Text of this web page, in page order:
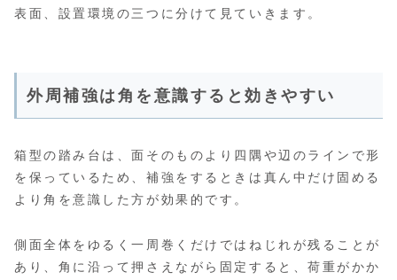
表面、設置環境の三つに分けて見ていきます。
外周補強は角を意識すると効きやすい
箱型の踏み台は、面そのものより四隅や辺のラインで形
を保っているため、補強をするときは真ん中だけ固める
より角を意識した方が効果的です。
側面全体をゆるく一周巻くだけではねじれが残ることが
あり、角に沿って押さえながら固定すると、荷重がかか